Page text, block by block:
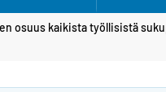
osuus kaikista työllisistä